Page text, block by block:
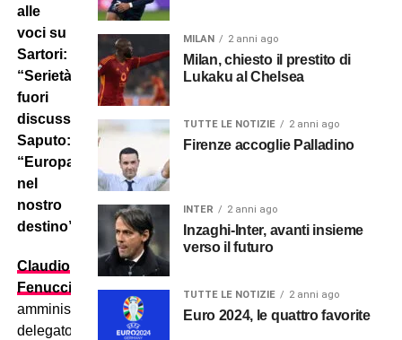
alle
voci su
Sartori:
“Serietà
fuori
discussione”.
Saputo:
“Europa
nel
nostro
destino”.
Claudio
Fenucci
amministratore
delegato
MILAN 2 anni ago
Milan, chiesto il prestito di
Lukaku al Chelsea
TUTTE LE NOTIZIE 2 anni ago
Firenze accoglie Palladino
INTER 2 anni ago
Inzaghi-Inter, avanti insieme
verso il futuro
TUTTE LE NOTIZIE 2 anni ago
Euro 2024, le quattro favorite